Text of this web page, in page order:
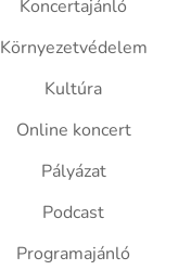
Koncertajánló
Környezetvédelem
Kultúra
Online koncert
Pályázat
Podcast
Programajánló